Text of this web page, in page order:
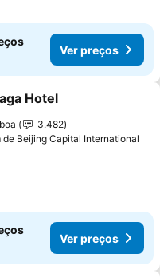
Ver preços
aos favoritos
Hotel
3.482
de Beijing Capital International
Ver preços